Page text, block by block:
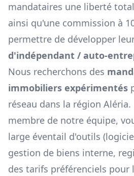
mandataires une liberté
ainsi qu'une commission à
permettre de développer
d'indépendant / auto-
Nous recherchons des
immobiliers expérimentés
réseau dans la région Aléria.
membre de notre équipe,
large éventail d'outils
gestion de biens interne,
des tarifs préférenciels pour